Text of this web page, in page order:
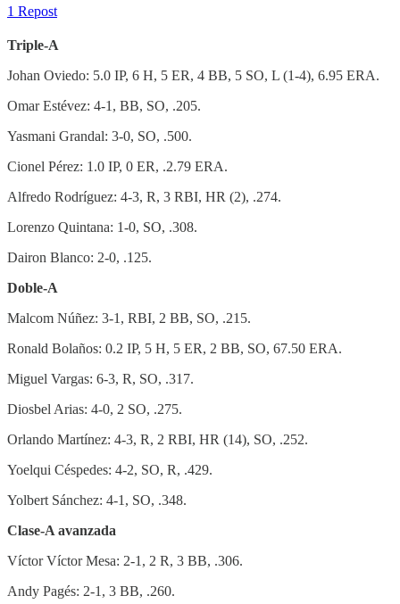
1 Repost
Triple-A
Johan Oviedo: 5.0 IP, 6 H, 5 ER, 4 BB, 5 SO, L (1-4), 6.95 ERA.
Omar Estévez: 4-1, BB, SO, .205.
Yasmani Grandal: 3-0, SO, .500.
Cionel Pérez: 1.0 IP, 0 ER, .2.79 ERA.
Alfredo Rodríguez: 4-3, R, 3 RBI, HR (2), .274.
Lorenzo Quintana: 1-0, SO, .308.
Dairon Blanco: 2-0, .125.
Doble-A
Malcom Núñez: 3-1, RBI, 2 BB, SO, .215.
Ronald Bolaños: 0.2 IP, 5 H, 5 ER, 2 BB, SO, 67.50 ERA.
Miguel Vargas: 6-3, R, SO, .317.
Diosbel Arias: 4-0, 2 SO, .275.
Orlando Martínez: 4-3, R, 2 RBI, HR (14), SO, .252.
Yoelqui Céspedes: 4-2, SO, R, .429.
Yolbert Sánchez: 4-1, SO, .348.
Clase-A avanzada
Víctor Víctor Mesa: 2-1, 2 R, 3 BB, .306.
Andy Pagés: 2-1, 3 BB, .260.